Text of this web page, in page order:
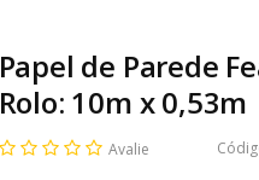
Papel de Parede
Rolo: 10m x 0,53m
Avalie